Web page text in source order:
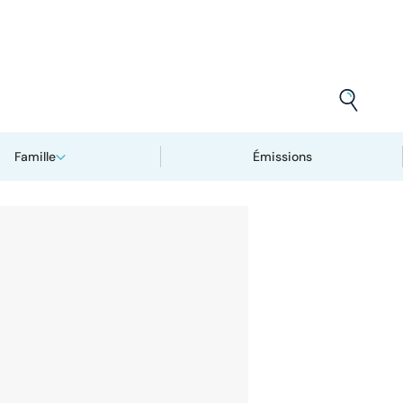
Famille Émissions